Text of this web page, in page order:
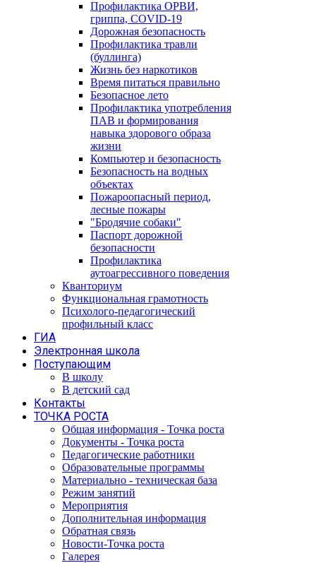
Профилактика ОРВИ,
гриппа, COVID-19
Дорожная безопасность
Профилактика травли
(буллинга)
Жизнь без наркотиков
Время питаться правильно
Безопасное лето
Профилактика употребления
ПАВ и формирования
навыка здорового образа
жизни
Компьютер и безопасность
Безопасность на водных
объектах
Пожароопасный период,
лесные пожары
"Бродячие собаки"
Паспорт дорожной
безопасности
Профилактика
аутоагрессивного поведения
Кванториум
Функциональная грамотность
Психолого-педагогический
профильный класс
ГИА
Электронная школа
Поступающим
В школу
В детский сад
Контакты
ТОЧКА РОСТА
Общая информация - Точка роста
Документы - Точка роста
Педагогические работники
Образовательные программы
Материально - техническая база
Режим занятий
Мероприятия
Дополнительная информация
Обратная связь
Новости-Точка роста
Галерея